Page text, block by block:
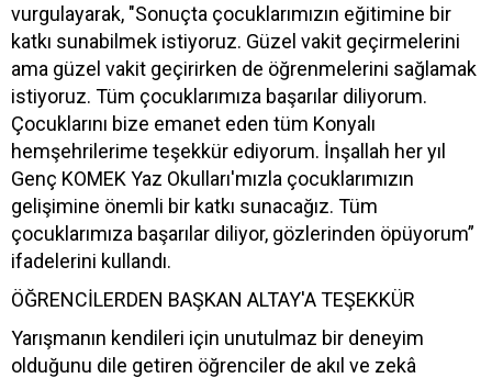
vurgulayarak, "Sonuçta çocuklarımızın eğitimine bir
katkı sunabilmek istiyoruz. Güzel vakit geçirmelerini
ama güzel vakit geçirirken de öğrenmelerini sağlamak
istiyoruz. Tüm çocuklarımıza başarılar diliyorum.
Çocuklarını bize emanet eden tüm Konyalı
hemşehrilerime teşekkür ediyorum. İnşallah her yıl
Genç KOMEK Yaz Okulları'mızla çocuklarımızın
gelişimine önemli bir katkı sunacağız. Tüm
çocuklarımıza başarılar diliyor, gözlerinden öpüyorum”
ifadelerini kullandı.
ÖĞRENCİLERDEN BAŞKAN ALTAY'A TEŞEKKÜR
Yarışmanın kendileri için unutulmaz bir deneyim
olduğunu dile getiren öğrenciler de akıl ve zekâ